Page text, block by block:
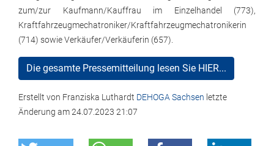
zum/zur Kaufmann/Kauffrau im Einzelhandel (773),
Kraftfahrzeugmechatroniker/Kraftfahrzeugmechatronikerin
(714) sowie Verkäufer/Verkäuferin (657).
Die gesamte Pressemitteilung lesen Sie HIER...
Erstellt von Franziska Luthardt DEHOGA Sachsen letzte
Änderung am24.07.2023 21:07